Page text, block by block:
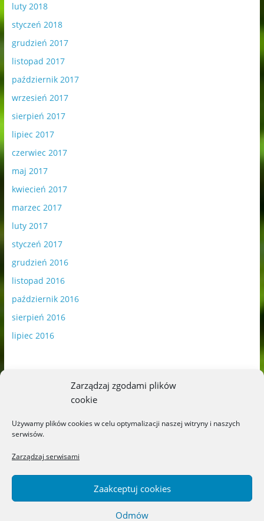
Zarządzaj zgodami plików
cookie
Używamy plików cookies w celu optymalizacji naszej witryny i naszych
serwisów.
Zarządzaj serwisami
Zaakceptuj cookies
Odmów
luty 2018
styczeń 2018
grudzień 2017
listopad 2017
październik 2017
wrzesień 2017
sierpień 2017
lipiec 2017
czerwiec 2017
maj 2017
kwiecień 2017
marzec 2017
luty 2017
styczeń 2017
grudzień 2016
listopad 2016
październik 2016
sierpień 2016
lipiec 2016